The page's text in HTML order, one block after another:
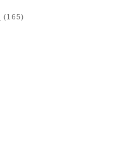
(165)